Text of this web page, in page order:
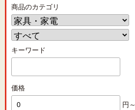
商品のカテゴリ
キーワード
価格
円～